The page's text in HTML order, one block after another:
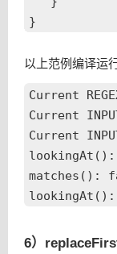
以上范例编译运
Current
Current
Current
matches():
6）